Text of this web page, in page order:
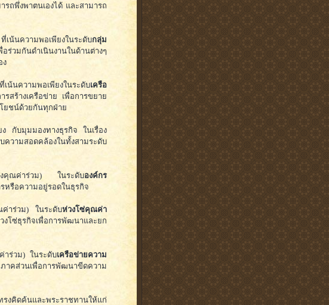
ถพึ่งพาตนเองได้ และสามารถ
เน้นความพอเพียงในระดับกลุ่ม
วมกันดำเนินงานในด้านต่างๆ
ง
เน้นความพอเพียงในระดับเครือ
สร้างเครือข่าย เพื่อการขยาย
ยชน์ด้วยกันทุกฝ่าย
ง กับมุมมองทางธุรกิจ ในเรื่อง
วามสอดคล้องในทั้งสามระดับ
คุณค่าร่วม) ในระดับองค์กร
หรือความอยู่รอดในธุรกิจ
ค่าร่วม) ในระดับห่วงโซ่คุณค่า
โซ่ธุรกิจเพื่อการพัฒนาและยก
าร่วม) ในระดับเครือข่ายความ
คส่วนเพื่อการพัฒนาขีดความ
รงคิดค้นและพระราชทานให้แก่